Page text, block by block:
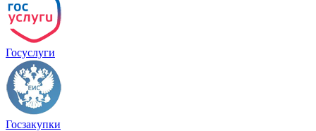
Госуслуги
Госзакупки